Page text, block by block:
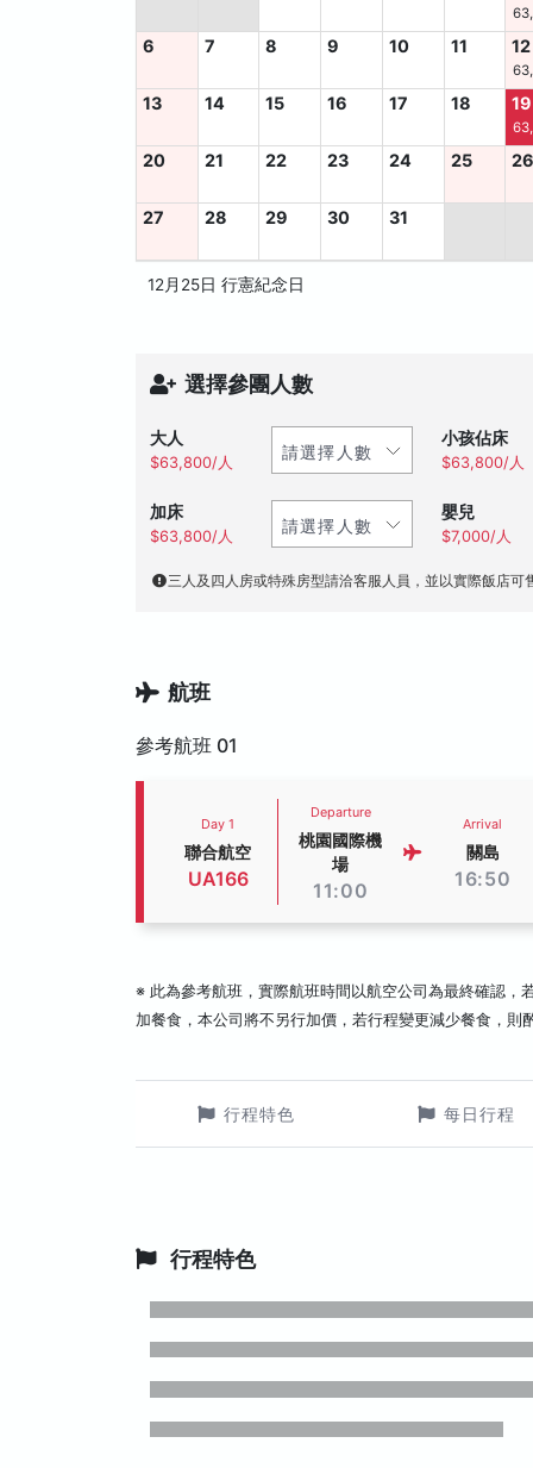
6 7 8 9 10 11 12
13 14 15 16 17 18 19
20 21 22 23 24 25
27 28 29 30 31
12月25日 行憲紀念日
選擇參團人數
大人
$63,800/人
小孩佔床
$63,800/人
加床
$63,800/人
嬰兒
$7,000/人
三人及四人房或特殊房型請洽客服人員，並以實際飯店可
航班
參考航班 01
Day 1
聯合航空
UA166
Departure
桃園國際機
場
11:00
Arrival
關島
16:50
※ 此為參考航班，實際航班時間以航空公司為最終確認，
加餐食，本公司將不另行加價，若行程變更減少餐食，則
行程特色 每日行程
行程特色